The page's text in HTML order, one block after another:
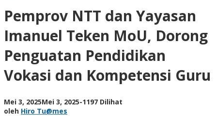
Imanuel
MoU,
Dorong
Penguatan
Pendidikan
Vokasi
dan
Guru
Pemprov NTT dan Yayasan
Imanuel Teken MoU, Dorong
Penguatan Pendidikan
Vokasi dan Kompetensi Guru
Mei 3, 2025Mei 3, 2025oleh
-1197 Dilihat
oleh Hiro Tu@mes